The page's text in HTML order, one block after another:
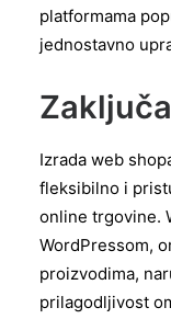
platformama
jednostavno
Izrada web
fleksibilno i
online trgovine.
WordPressom,
proizvodima,
prilagodljivost